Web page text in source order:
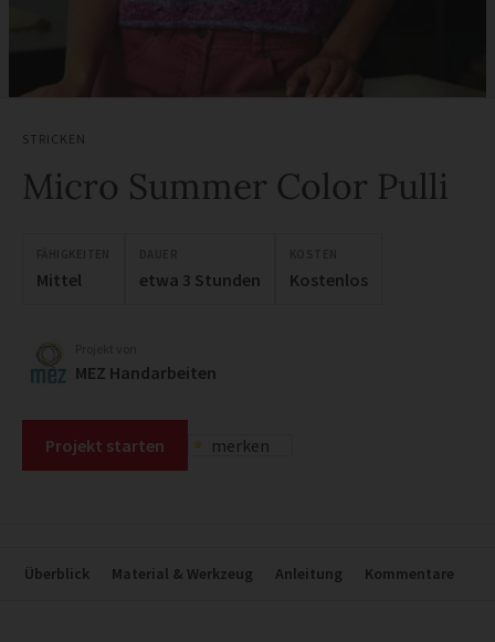
STRICKEN
Micro Summer Color Pulli
Mittel etwa 3 Stunden Kostenlos
MEZ Handarbeiten
Projekt starten merken
Überblick Material & Werkzeug Anleitung Kommentare